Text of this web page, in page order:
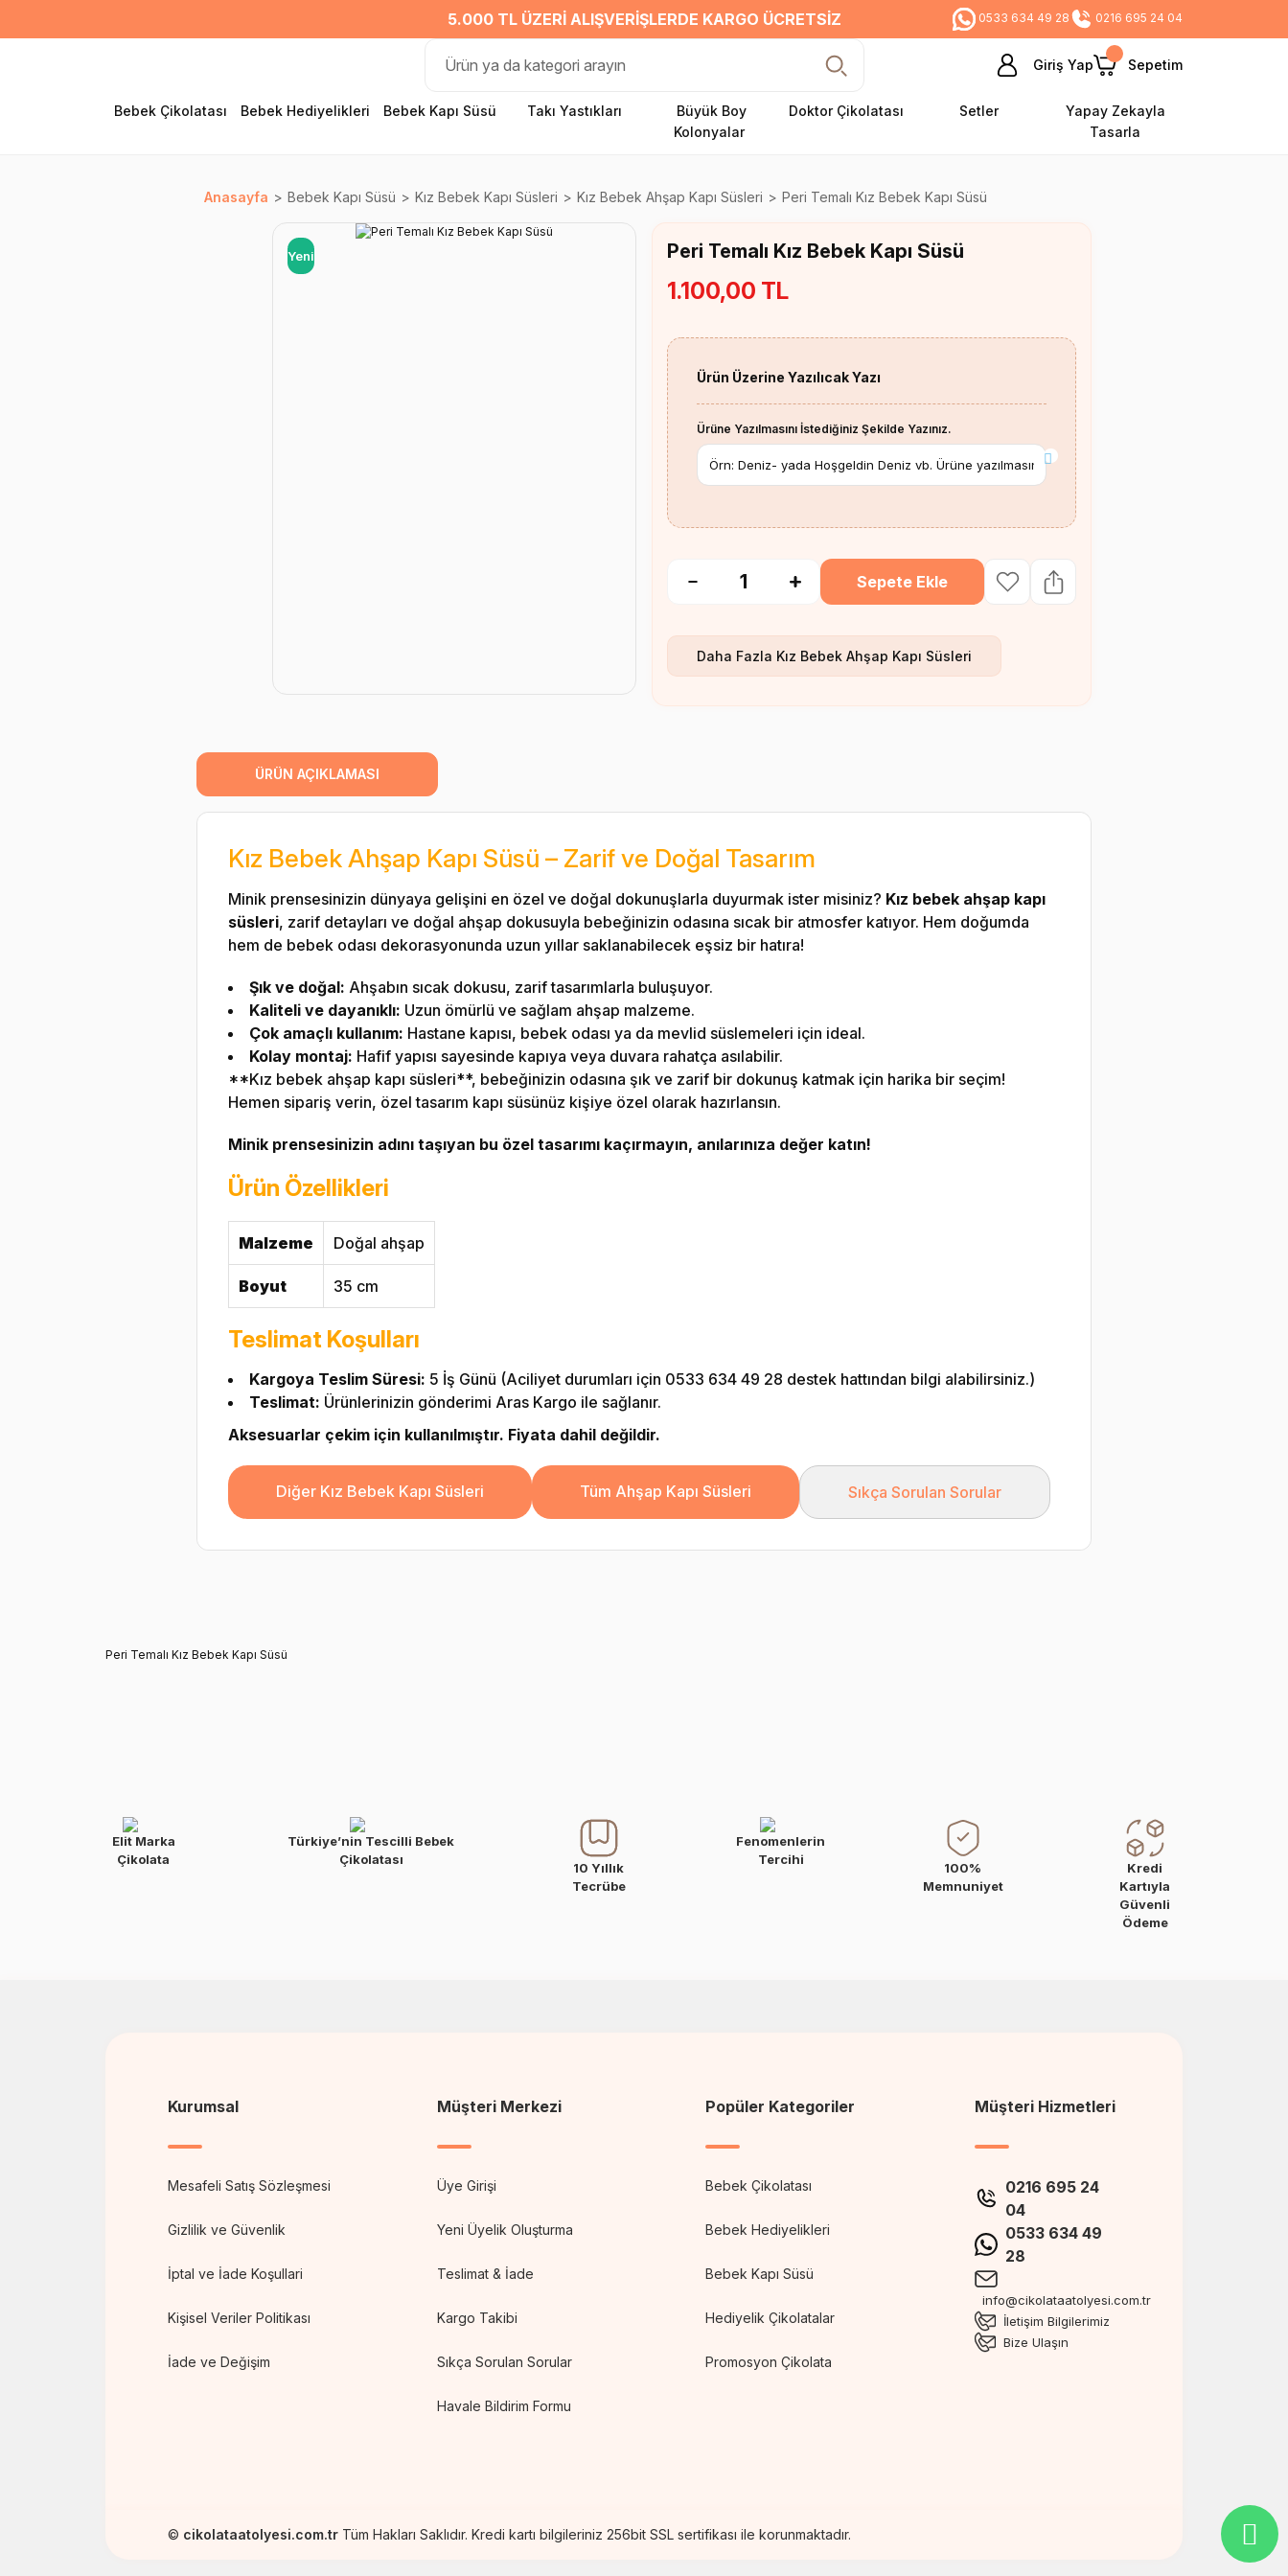
5.000 TL ÜZERI ALIŞVERIŞLERDE KARGO ÜCRETSIZ 0533 634 49 28 0216 695 24 04
Giriş Yap Sepetim
Bebek Çikolatası Bebek Hediyelikleri Bebek Kapı Süsü Takı Yastıkları
Büyük Boy
Kolonyalar
Doktor Çikolatası Setler
Yapay Zekayla
Tasarla
Anasayfa Bebek Kapı Süsü Kız Bebek Kapı Süsleri Kız Bebek Ahşap Kapı Süsleri Peri Temalı Kız Bebek Kapı Süsü
Yeni Peri Temalı Kız Bebek Kapı Süsü
1.100,00 TL
Ürün Üzerine Yazılıcak Yazı
Ürüne Yazılmasını İstediğiniz Şekilde Yazınız.
*
Sepete Ekle
Daha Fazla Kız Bebek Ahşap Kapı Süsleri
ÜRÜN AÇIKLAMASI
Kız Bebek Ahşap Kapı Süsü – Zarif ve Doğal Tasarım
Minik prensesinizin dünyaya gelişini en özel ve doğal dokunuşlarla duyurmak ister misiniz? Kız bebek ahşap kapı
süsleri, zarif detayları ve doğal ahşap dokusuyla bebeğinizin odasına sıcak bir atmosfer katıyor. Hem doğumda
hem de bebek odası dekorasyonunda uzun yıllar saklanabilecek eşsiz bir hatıra!
Şık ve doğal: Ahşabın sıcak dokusu, zarif tasarımlarla buluşuyor.
Kaliteli ve dayanıklı: Uzun ömürlü ve sağlam ahşap malzeme.
Çok amaçlı kullanım: Hastane kapısı, bebek odası ya da mevlid süslemeleri için ideal.
Kolay montaj: Hafif yapısı sayesinde kapıya veya duvara rahatça asılabilir.
**Kız bebek ahşap kapı süsleri**, bebeğinizin odasına şık ve zarif bir dokunuş katmak için harika bir seçim!
Hemen sipariş verin, özel tasarım kapı süsünüz kişiye özel olarak hazırlansın.
Minik prensesinizin adını taşıyan bu özel tasarımı kaçırmayın, anılarınıza değer katın!
Ürün Özellikleri
Malzeme Doğal ahşap
Boyut 35 cm
Teslimat Koşulları
Kargoya Teslim Süresi: 5 İş Günü (Aciliyet durumları için 0533 634 49 28 destek hattından bilgi alabilirsiniz.)
Teslimat: Ürünlerinizin gönderimi Aras Kargo ile sağlanır.
Aksesuarlar çekim için kullanılmıştır. Fiyata dahil değildir.
Diğer Kız Bebek Kapı Süsleri Tüm Ahşap Kapı Süsleri Sıkça Sorulan Sorular
Peri Temalı Kız Bebek Kapı Süsü
Elit Marka
Çikolata
Türkiye’nin Tescilli Bebek
Çikolatası
10 Yıllık
Tecrübe
Fenomenlerin
Tercihi
100%
Memnuniyet
Kredi
Kartıyla
Güvenli
Ödeme
Kurumsal
Mesafeli Satış Sözleşmesi
Gizlilik ve Güvenlik
İptal ve İade Koşullari
Kişisel Veriler Politikası
İade ve Değişim
Müşteri Merkezi
Üye Girişi
Yeni Üyelik Oluşturma
Teslimat & İade
Kargo Takibi
Sıkça Sorulan Sorular
Havale Bildirim Formu
Popüler Kategoriler
Bebek Çikolatası
Bebek Hediyelikleri
Bebek Kapı Süsü
Hediyelik Çikolatalar
Promosyon Çikolata
Müşteri Hizmetleri
0216 695 24
04
0533 634 49
28
info@cikolataatolyesi.com.tr
İletişim Bilgilerimiz
Bize Ulaşın
© cikolataatolyesi.com.tr Tüm Hakları Saklıdır. Kredi kartı bilgileriniz 256bit SSL sertifikası ile korunmaktadır.